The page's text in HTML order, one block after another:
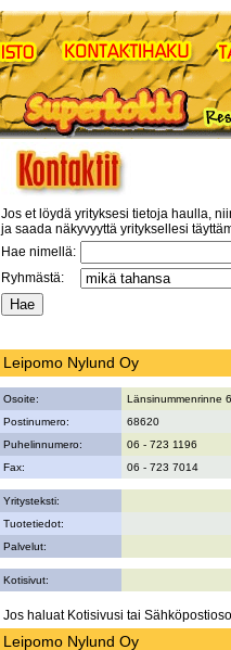
Jos et löydä yrityksesi tietoja haulla,
ja saada näkyvyyttä yrityksellesi
Hae nimellä:
Ryhmästä:
Leipomo Nylund Oy
Osoite:
Länsinummenrinne 6
Postinumero:
68620
Puhelinnumero:
06 - 723 1196
Fax:
06 - 723 7014
Yritysteksti:
Tuotetiedot:
Palvelut:
Kotisivut:
Jos haluat Kotisivusi tai
Leipomo Nylund Oy